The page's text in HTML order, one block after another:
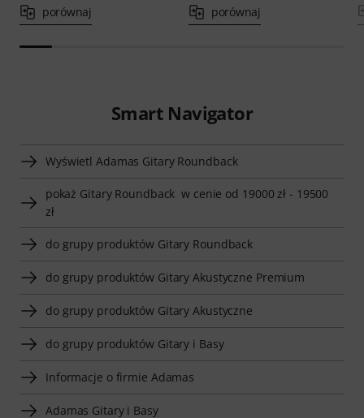
porównaj porównaj
Smart Navigator
Wyświetl Adamas Gitary Roundback
pokaż Gitary Roundback w cenie od 19000 zł - 19500
zł
do grupy produktów Gitary Roundback
do grupy produktów Gitary Akustyczne Premium
do grupy produktów Gitary Akustyczne
do grupy produktów Gitary i Basy
Informacje o firmie Adamas
Adamas Gitary i Basy